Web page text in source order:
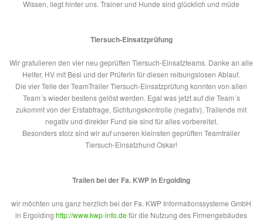
Wissen, liegt hinter uns. Trainer und Hunde sind glücklich und müde
Tiersuch-Einsatzprüfung
Wir gratulieren den vier neu geprüften Tiersuch-Einsatzteams. Danke an alle
Helfer, HV mit Besi und der Prüferin für diesen reibungslosen Ablauf.
Die vier Teile der TeamTrailer Tiersuch-Einsatzprüfung konnten von allen
Team´s wieder bestens gelöst werden. Egal was jetzt auf die Team´s
zukommt von der Erstabfrage, Sichtungskontrolle (negativ), Trailende mit
negativ und direkter Fund sie sind für alles vorbereitet.
Besonders stolz sind wir auf unseren kleinsten geprüften Teamtrailer
Tiersuch-Einsatzhund Oskar!
Trailen bei der Fa. KWP in Ergolding
wir möchten uns ganz herzlich bei der Fa. KWP Informationssysteme GmbH
in Ergoldinghttp://www.kwp-info.defür die Nutzung des Firmengebäudes